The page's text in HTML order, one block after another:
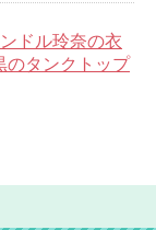
ドル玲奈の衣
のタンクトップ